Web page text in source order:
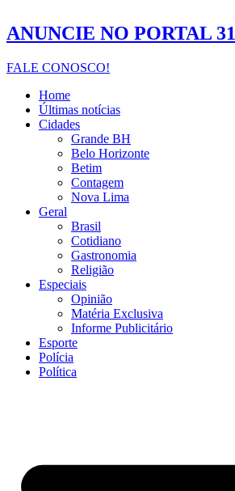
ANUNCIE NO PORTAL 31
FALE CONOSCO!
Home
Últimas notícias
Cidades
Grande BH
Belo Horizonte
Betim
Contagem
Nova Lima
Geral
Brasil
Cotidiano
Gastronomia
Religião
Especiais
Opinião
Matéria Exclusiva
Informe Publicitário
Esporte
Polícia
Política